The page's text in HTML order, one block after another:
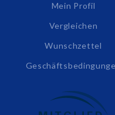
Mein Profil
Vergleichen
Wunschzettel